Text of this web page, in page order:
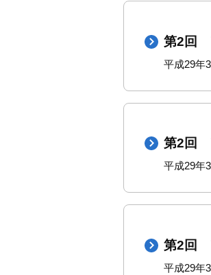
くらし・手続きトップ
第2回
平成29年
第2回
平成29年
第2回
平成29年